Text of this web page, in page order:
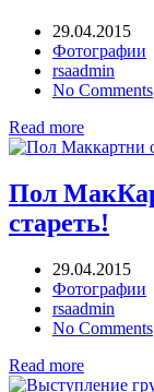
29.04.2015
Фотографии
rsaadmin
No Comments
Read more
Пол
стареть!
29.04.2015
Фотографии
rsaadmin
No Comments
Read more